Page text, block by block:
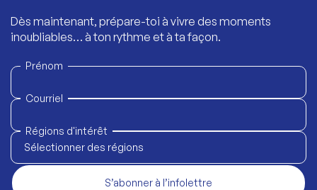
Dès maintenant, prépare-toi à vivre des moments
inoubliables… à ton rythme et à ta façon.
Prénom
Courriel
Régions d'intérêt
Sélectionner des régions
S’abonner à l’infolettre